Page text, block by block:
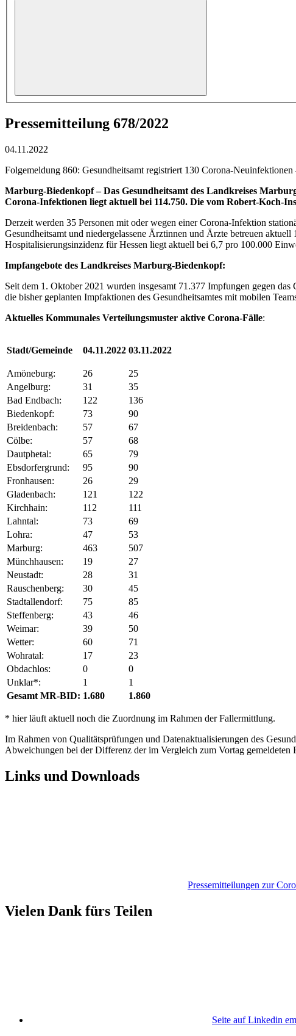
Pressemitteilung 678/2022
04.11.2022
Folgemeldung 860: Gesundheitsamt registriert 130 Corona-
Marburg-Biedenkopf – Das Gesundheitsamt des Landkreises
Corona-Infektionen liegt aktuell bei 114.750. Die vom Robert-Koch-
Derzeit werden 35 Personen mit oder wegen einer Corona-Infektion
Gesundheitsamt und niedergelassene Ärztinnen und Ärzte betreuen
Hospitalisierungsinzidenz für Hessen liegt aktuell bei 6,7 pro 100.000
Impfangebote des Landkreises Marburg-Biedenkopf:
Seit dem 1. Oktober 2021 wurden insgesamt 71.377 Impfungen gegen
die bisher geplanten Impfaktionen des Gesundheitsamtes mit mobilen
Aktuelles Kommunales Verteilungsmuster aktive Corona-Fälle:
Stadt/Gemeinde 04.11.2022 03.11.2022
Amöneburg: 26
25
Angelburg:
31
35
Bad Endbach:
122
136
Biedenkopf:
73
90
Breidenbach:
57
67
Cölbe:
57
68
Dautphetal:
65
79
Ebsdorfergrund:
95
90
Fronhausen:
26
29
Gladenbach:
121
122
Kirchhain:
112
111
Lahntal:
73
69
Lohra:
47
53
Marburg:
463
507
Münchhausen:
19
27
Neustadt:
28
31
Rauschenberg:
30
45
Stadtallendorf:
75
85
Steffenberg:
43
46
Weimar:
39
50
Wetter:
60
71
Wohratal:
17
23
Obdachlos:
0
0
Unklar*:
1
1
Gesamt MR-BID: 1.680 1.860
* hier läuft aktuell noch die Zuordnung im Rahmen der Fallermittlung.
Im Rahmen von Qualitätsprüfungen und Datenaktualisierungen des
Abweichungen bei der Differenz der im Vergleich zum Vortag gemeldeten
Links und Downloads
Pressemitteilungen zur
Vielen Dank fürs Teilen
Seite auf Linkedin